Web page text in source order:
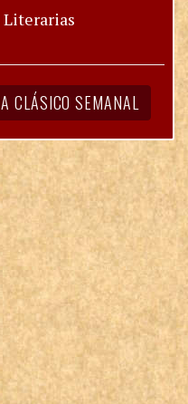
Literarias
CLÁSICO SEMANAL